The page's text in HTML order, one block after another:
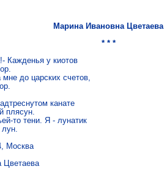
Марина Ивановна Цветаева
* * *
Кажденья у киотов
мне до царских счетов,
канате
плясун.
то тени. Я - лунатик
Москва